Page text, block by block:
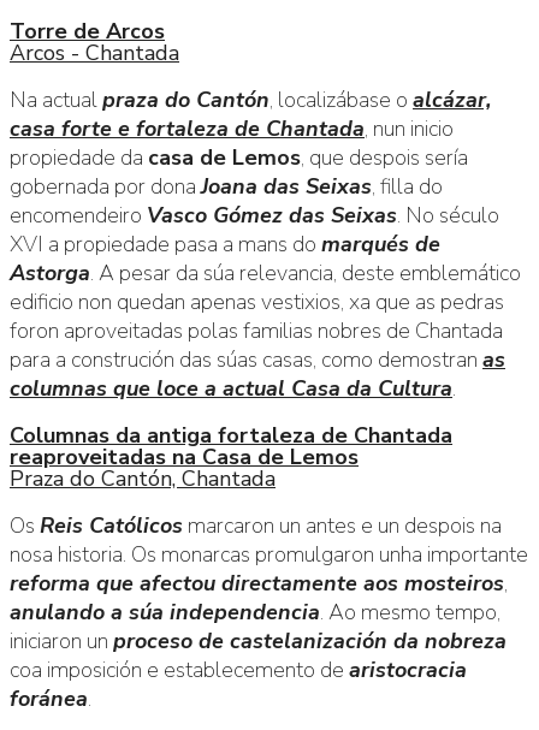
Torre de Arcos
Arcos - Chantada
Na actualpraza do Cantón, localizábase o alcázar,
casa forte e fortaleza de Chantada, nun inicio
propiedade da casa de Lemos, que despois sería
gobernada por donaJoana das Seixas, filla do
encomendeiro Vasco Gómez das Seixas. No século
XVI a propiedade pasa a mans do marqués de
Astorga. A pesar da súa relevancia, deste emblemático
edificio non quedan apenas vestixios, xa que as pedras
foron aproveitadas polas familias nobres de Chantada
para a construción das súas casas, como demostran as
columnas que loce a actual Casa da Cultura.
Columnas da antiga fortaleza de Chantada
reaproveitadas na Casa de Lemos
Praza do Cantón, Chantada
Os Reis Católicos marcaron un antes e un despois na
nosa historia. Os monarcas promulgaron unha importante
reforma que afectou directamente aos mosteiros,
anulando a súa independencia. Ao mesmo tempo,
iniciaron un proceso de castelanización da nobreza
coa imposición e establecemento de aristocracia
foránea.